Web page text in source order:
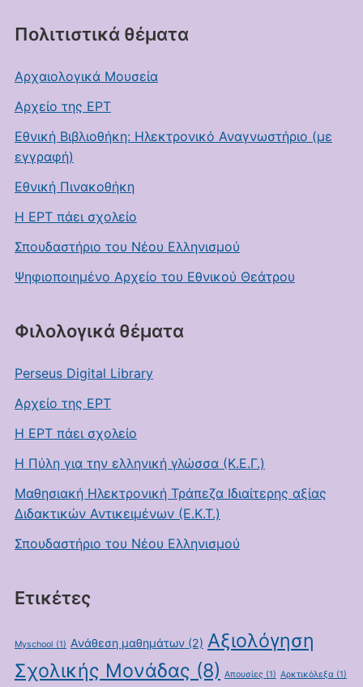
Πολιτιστικά θέματα
Αρχαιολογικά Μουσεία
Αρχείο της ΕΡΤ
Εθνική Βιβλιοθήκη: Ηλεκτρονικό Αναγνωστήριο (με
εγγραφή)
Εθνική Πινακοθήκη
Η ΕΡΤ πάει σχολείο
Σπουδαστήριο του Νέου Ελληνισμού
Ψηφιοποιημένο Αρχείο του Εθνικού Θεάτρου
Φιλολογικά θέματα
Perseus Digital Library
Αρχείο της ΕΡΤ
Η ΕΡΤ πάει σχολείο
Η Πύλη για την ελληνική γλώσσα (Κ.Ε.Γ.)
Μαθησιακή Ηλεκτρονική Τράπεζα Ιδιαίτερης αξίας
Διδακτικών Αντικειμένων (Ε.Κ.Τ.)
Σπουδαστήριο του Νέου Ελληνισμού
Ετικέτες
Myschool (1) Ανάθεση μαθημάτων(2) Αξιολόγηση
Σχολικής Μονάδας (8) Απουσίες (1) Αρκτικόλεξα(1)